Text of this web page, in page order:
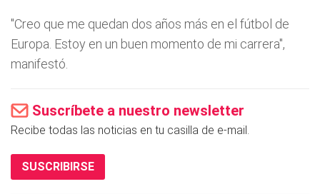
"Creo que me quedan dos años más en el fútbol de
Europa. Estoy en un buen momento de mi carrera",
manifestó.
Suscríbete a nuestro newsletter
Recibe todas las noticias en tu casilla de e-mail.
SUSCRIBIRSE